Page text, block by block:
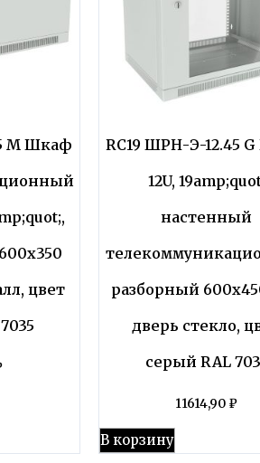
M Шкаф
цвет
RC19 ШРН-Э-12.45
12U,
настенный
разборный
дверь стекло,
серый RAL
11614,90 ₽
В корзину